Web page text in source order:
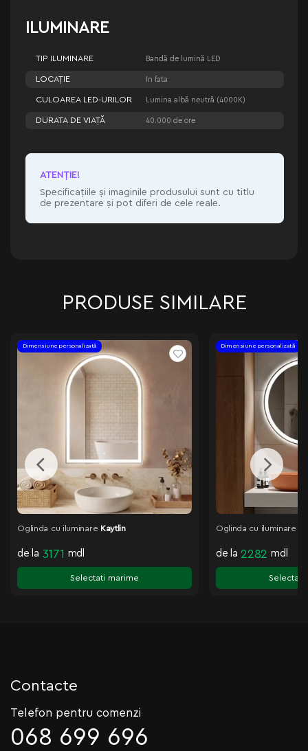
ILUMINARE
TIP ILUMINARE Bandă de lumină LED
LOCAȚIE In fata
CULOAREA LED-URILOR Lumina albă neutră (4000K)
DURATA DE VIAȚĂ 40.000 de ore
ATENŢIE!
Specificațiile și imaginile produsului sunt cu titlu
de prezentare și pot diferi de cele reale.
PRODUSE SIMILARE
Dimensiune personalizată
Oglinda cu iluminare Kaytlin
de la 3171 mdl
Selectati marime
Dimensiune personalizată
Oglinda cu iluminare
de la 2282 mdl
Selectati
Contacte
Telefon pentru comenzi
068 699 696